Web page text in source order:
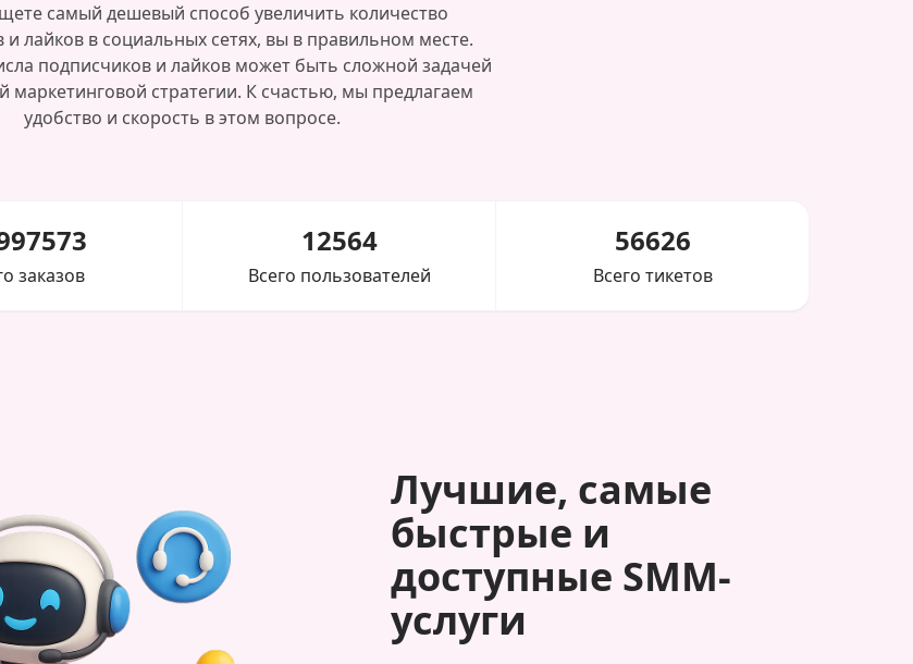
самый дешевый способ увеличить количество
и лайков в социальных сетях, вы в правильном месте.
подписчиков и лайков может быть сложной задачей
маркетинговой стратегии. К счастью, мы предлагаем
удобство и скорость в этом вопросе.
заказов
12564
Всего пользователей
56626
Всего тикетов
Лучшие, самые
быстрые и
доступные SMM-
услуги